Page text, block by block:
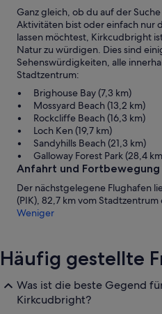
Ganz gleich, ob du auf der
Aktivitäten bist oder einfach nur
lassen möchtest, Kirkcudbright
Natur zu würdigen. Dies sind
Sehenswürdigkeiten, alle
Stadtzentrum:
Brighouse Bay (7,3 km)
Mossyard Beach (13,2 km)
Rockcliffe Beach (16,3 km)
Loch Ken (19,7 km)
Sandyhills Beach (21,3 km)
Galloway Forest Park (28,4
Anfahrt und Fortbewegung
Der nächstgelegene Flughafen
(PIK), 82,7 km vom
Weniger
Häufig gestellte
Was ist die beste Gegend
Kirkcudbright?